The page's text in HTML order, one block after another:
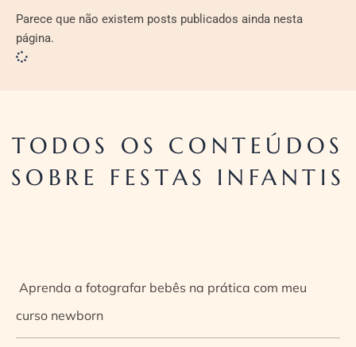
Parece que não existem posts publicados ainda nesta
página.
TODOS OS CONTEÚDOS
SOBRE FESTAS INFANTIS
Aprenda a fotografar bebês na prática com meu
curso newborn